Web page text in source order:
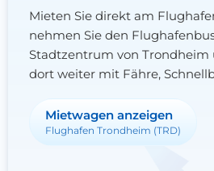
Mieten Sie direkt am
nehmen Sie den
Stadtzentrum von Trondheim
dort weiter mit Fähre,
Mietwagen anzeigen
Flughafen Trondheim (TRD)